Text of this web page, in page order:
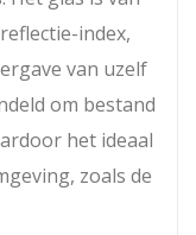
index,
van uzelf
om bestand
het ideaal
zoals de